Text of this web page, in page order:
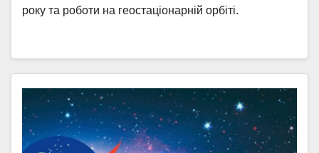
року та роботи на геостаціонарній орбіті.